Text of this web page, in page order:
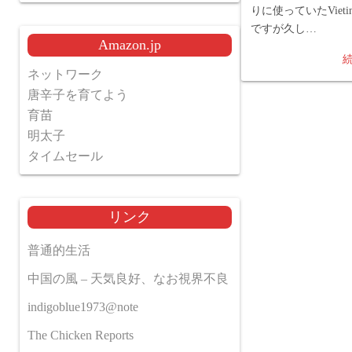
りに使っていた
ですが久し…
Amazon.jp
ネットワーク
唐辛子を育てよう
育苗
明太子
タイムセール
リンク
普通的生活
中国の風 – 天気良好、なお視界不良
indigoblue1973@note
The Chicken Reports